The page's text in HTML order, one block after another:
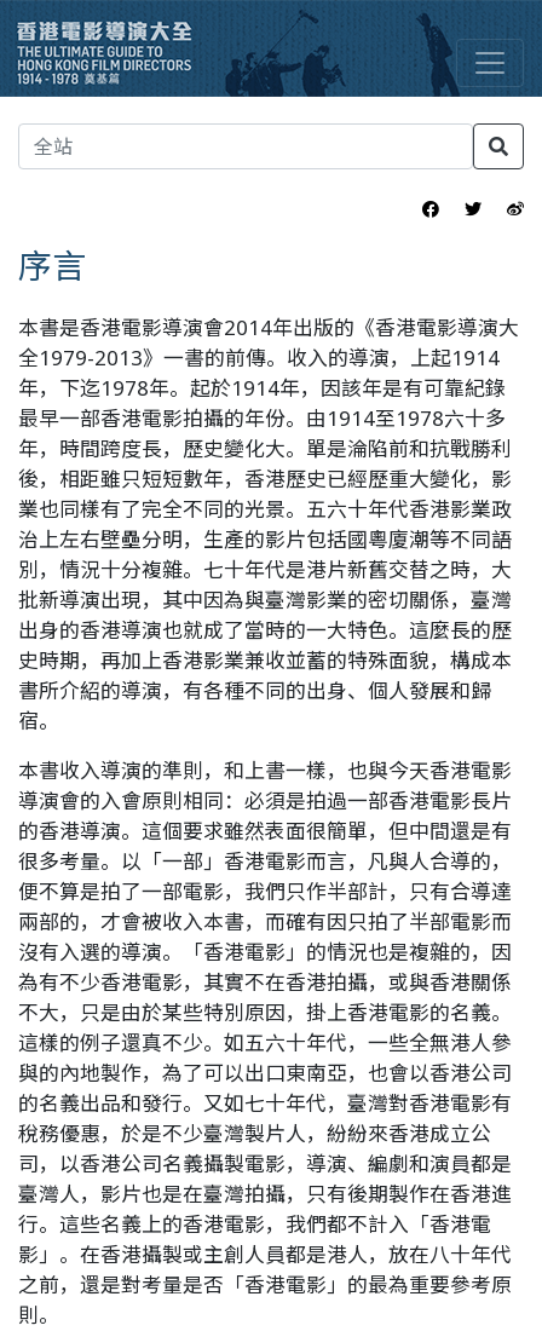
序言
本書是香港電影導演會2014年出版的《香港電影導演大
全1979-2013》一書的前傳。收入的導演，上起1914
年，下迄1978年。起於1914年，因該年是有可靠紀錄
最早一部香港電影拍攝的年份。由1914至1978六十多
年，時間跨度長，歷史變化大。單是淪陷前和抗戰勝利
後，相距雖只短短數年，香港歷史已經歷重大變化，影
業也同樣有了完全不同的光景。五六十年代香港影業政
治上左右壁壘分明，生產的影片包括國粵廈潮等不同語
別，情況十分複雜。七十年代是港片新舊交替之時，大
批新導演出現，其中因為與臺灣影業的密切關係，臺灣
出身的香港導演也就成了當時的一大特色。這麼長的歷
史時期，再加上香港影業兼收並蓄的特殊面貌，構成本
書所介紹的導演，有各種不同的出身、個人發展和歸
宿。
本書收入導演的準則，和上書一樣，也與今天香港電影
導演會的入會原則相同：必須是拍過一部香港電影長片
的香港導演。這個要求雖然表面很簡單，但中間還是有
很多考量。以「一部」香港電影而言，凡與人合導的，
便不算是拍了一部電影，我們只作半部計，只有合導達
兩部的，才會被收入本書，而確有因只拍了半部電影而
沒有入選的導演。「香港電影」的情況也是複雜的，因
為有不少香港電影，其實不在香港拍攝，或與香港關係
不大，只是由於某些特別原因，掛上香港電影的名義。
這樣的例子還真不少。如五六十年代，一些全無港人參
與的內地製作，為了可以出口東南亞，也會以香港公司
的名義出品和發行。又如七十年代，臺灣對香港電影有
稅務優惠，於是不少臺灣製片人，紛紛來香港成立公
司，以香港公司名義攝製電影，導演、編劇和演員都是
臺灣人，影片也是在臺灣拍攝，只有後期製作在香港進
行。這些名義上的香港電影，我們都不計入「香港電
影」。在香港攝製或主創人員都是港人，放在八十年代
之前，還是對考量是否「香港電影」的最為重要參考原
則。